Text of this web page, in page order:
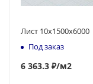
Лист 10х1500х6000
Под заказ
6 363.3 ₽/м2